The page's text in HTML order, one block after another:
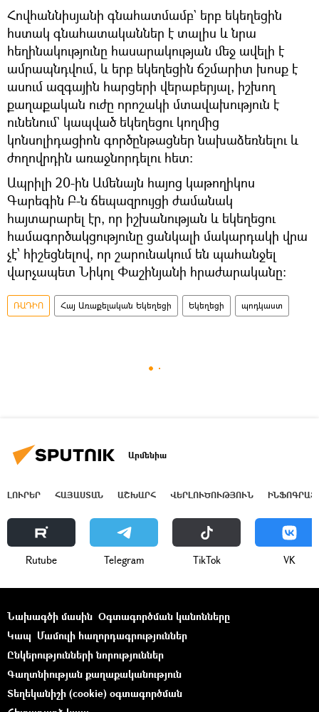
Հովհաննիսյանի գնահատմամբ` երբ եկեղեցին
հստակ գնահատականներ է տալիս և նրա
հեղինակությունը հասարակության մեջ ավելի է
ամրապնդվում, և երբ եկեղեցին ճշմարիտ խոսք է
ասում ազգային հարցերի վերաբերյալ, իշխող
քաղաքական ուժը որոշակի մտավախություն է
ունենում` կապված եկեղեցու կողմից
կոնսոլիդացիոն գործընթացներ նախաձեռնելու և
ժողովրդին առաջնորդելու հետ։
Ապրիլի 20-ին Ամենայն հայոց կաթողիկոս
Գարեգին Բ-ն ճեպազրույցի ժամանակ
հայտարարել էր, որ իշխանության և եկեղեցու
համագործակցությունը ցանկալի մակարդակի վրա
չէ՝ հիշեցնելով, որ շարունակում են պահանջել
վարչապետ Նիկոլ Փաշինյանի հրաժարականը:
ՌԱԴԻՈ Հայ Առաքելական Եկեղեցի Եկեղեցի պոդկաստ
Արմենիա
ԼՈՒՐԵՐ ՀԱՅԱՍՏԱՆ ԱՇԽԱՐՀ ՎԵՐԼՈՒԾՈՒԹՅՈՒՆ
Rutube Telegram ТikТоk VK
Նախագծի մասին Օգտագործման կանոնները
Կապ Մամուլի հաղորդագրություններ
Ընկերությունների նորություններ
Գաղտնիության քաղաքականություն
Տեղեկանիշի (cookie) օգտագործման